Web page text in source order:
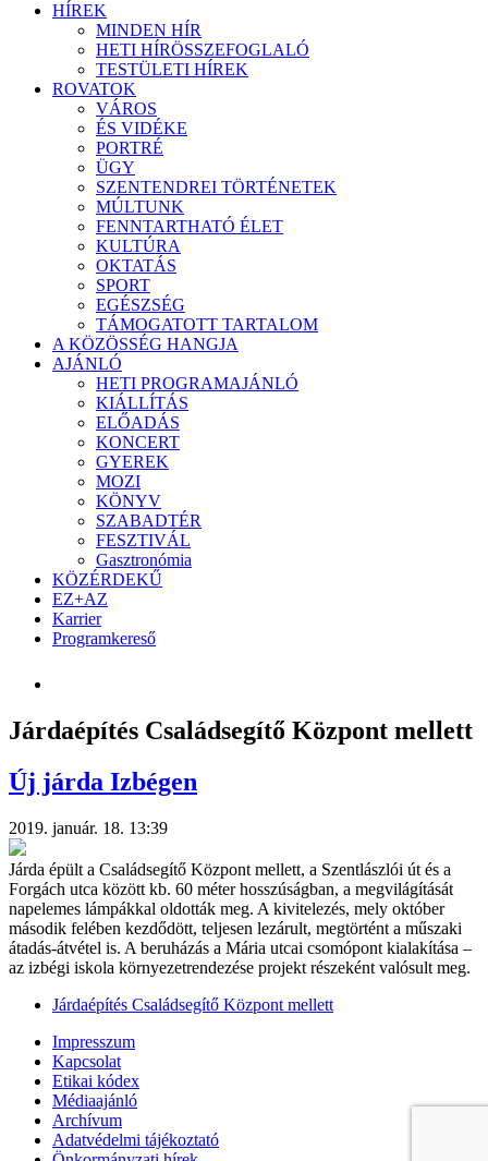
HÍREK
MINDEN HÍR
HETI HÍRÖSSZEFOGLALÓ
TESTÜLETI HÍREK
ROVATOK
VÁROS
ÉS VIDÉKE
PORTRÉ
ÜGY
SZENTENDREI TÖRTÉNETEK
MÚLTUNK
FENNTARTHATÓ ÉLET
KULTÚRA
OKTATÁS
SPORT
EGÉSZSÉG
TÁMOGATOTT TARTALOM
A KÖZÖSSÉG HANGJA
AJÁNLÓ
HETI PROGRAMAJÁNLÓ
KIÁLLÍTÁS
ELŐADÁS
KONCERT
GYEREK
MOZI
KÖNYV
SZABADTÉR
FESZTIVÁL
Gasztronómia
KÖZÉRDEKŰ
EZ+AZ
Karrier
Programkereső
Járdaépítés Családsegítő Központ mellett
Új járda Izbégen
2019. január. 18. 13:39
Járda épült a Családsegítő Központ mellett, a Szentlászlói út és a
Forgách utca között kb. 60 méter hosszúságban, a megvilágítását
napelemes lámpákkal oldották meg. A kivitelezés, mely október
második felében kezdődött, teljesen lezárult, megtörtént a műszaki
átadás-átvétel is. A beruházás a Mária utcai csomópont kialakítása –
az izbégi iskola környezetrendezése projekt részeként valósult meg.
Járdaépítés Családsegítő Központ mellett
Impresszum
Kapcsolat
Etikai kódex
Médiaajánló
Archívum
Adatvédelmi tájékoztató